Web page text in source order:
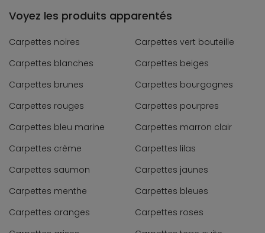
Voyez les produits apparentés
Carpettes noires
Carpettes vert bouteille
Carpettes blanches
Carpettes beiges
Carpettes brunes
Carpettes bourgognes
Carpettes rouges
Carpettes pourpres
Carpettes bleu marine
Carpettes marron clair
Carpettes crème
Carpettes lilas
Carpettes saumon
Carpettes jaunes
Carpettes menthe
Carpettes bleues
Carpettes oranges
Carpettes roses